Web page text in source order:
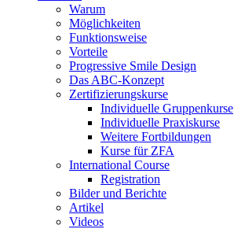
Warum
Möglichkeiten
Funktionsweise
Vorteile
Progressive Smile Design
Das ABC-Konzept
Zertifizierungskurse
Individuelle Gruppenkurse
Individuelle Praxiskurse
Weitere Fortbildungen
Kurse für ZFA
International Course
Registration
Bilder und Berichte
Artikel
Videos